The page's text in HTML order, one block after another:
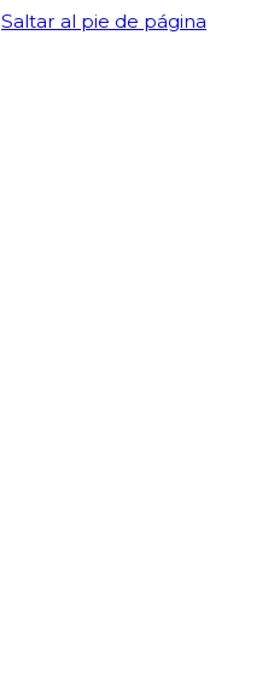
Saltar al pie de página